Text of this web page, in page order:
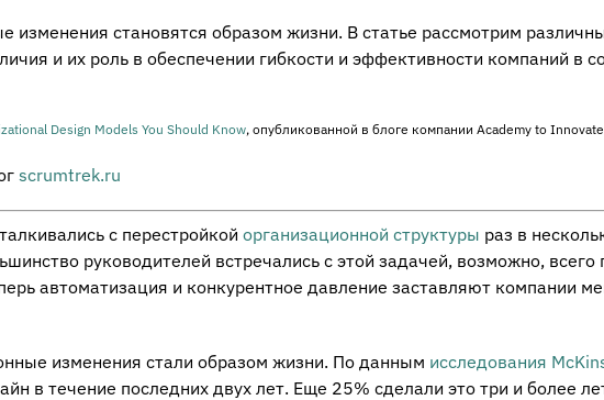
изменения становятся образом жизни. В статье рассмотрим
и их роль в обеспечении гибкости и эффективности компаний в
Design Models You Should Know, опубликованной в блоге компании Academy to
scrumtrek.ru
с перестройкой организационной структуры раз в
руководителей встречались с этой задачей, возможно, всего
автоматизация и конкурентное давление заставляют компании
изменения стали образом жизни. По данным исследования
в течение последних двух лет. Еще 25% сделали это три и более